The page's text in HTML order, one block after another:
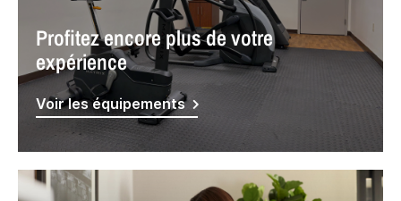
Profitez encore plus de votre
expérience
Voir les équipements